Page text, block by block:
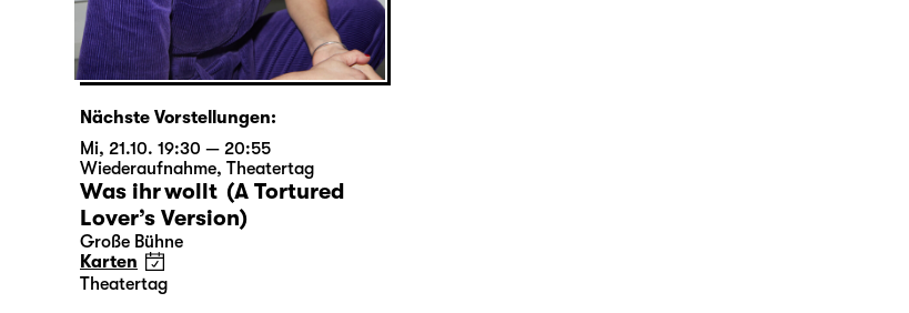
Nächste Vorstellungen:
Mi, 21.10. 19:30 — 20:55
Wiederaufnahme, Theatertag
Was ihr wollt (A Tortured
Lover’s Version)
Große Bühne
Karten
Theatertag